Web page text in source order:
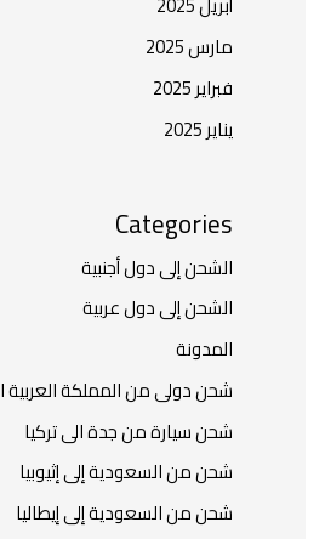
مارس 2025
فبراير 2025
يناير 2025
Categories
الشحن إلى دول أجنبية
الشحن إلى دول عربية
المدونة
شحن دولى من المملكة
شحن سيارة من جدة الى تركيا
شحن من السعودية إلى إثيوبيا
شحن من السعودية إلى إيطاليا